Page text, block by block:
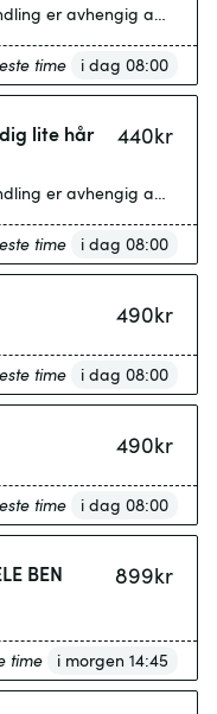
er avhengig av
time i dag 08:00
lite hår
440kr
er avhengig av
time i dag 08:00
490kr
time i dag 08:00
490kr
time i dag 08:00
BEN
899kr
time i morgen 14:45